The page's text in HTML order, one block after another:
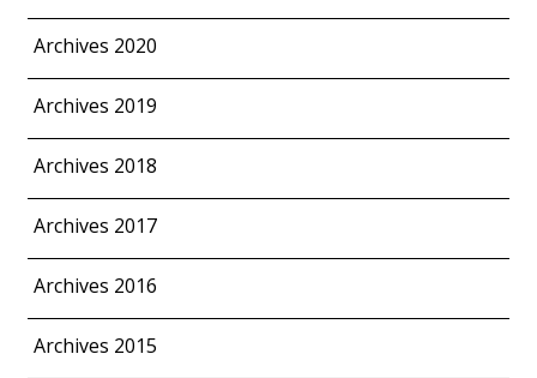
Archives 2020
Archives 2019
Archives 2018
Archives 2017
Archives 2016
Archives 2015